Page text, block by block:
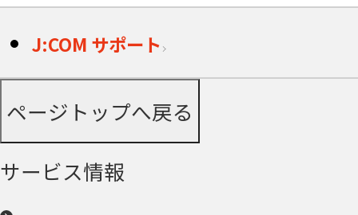
J:COM サポート
ページトップへ戻る
サービス情報